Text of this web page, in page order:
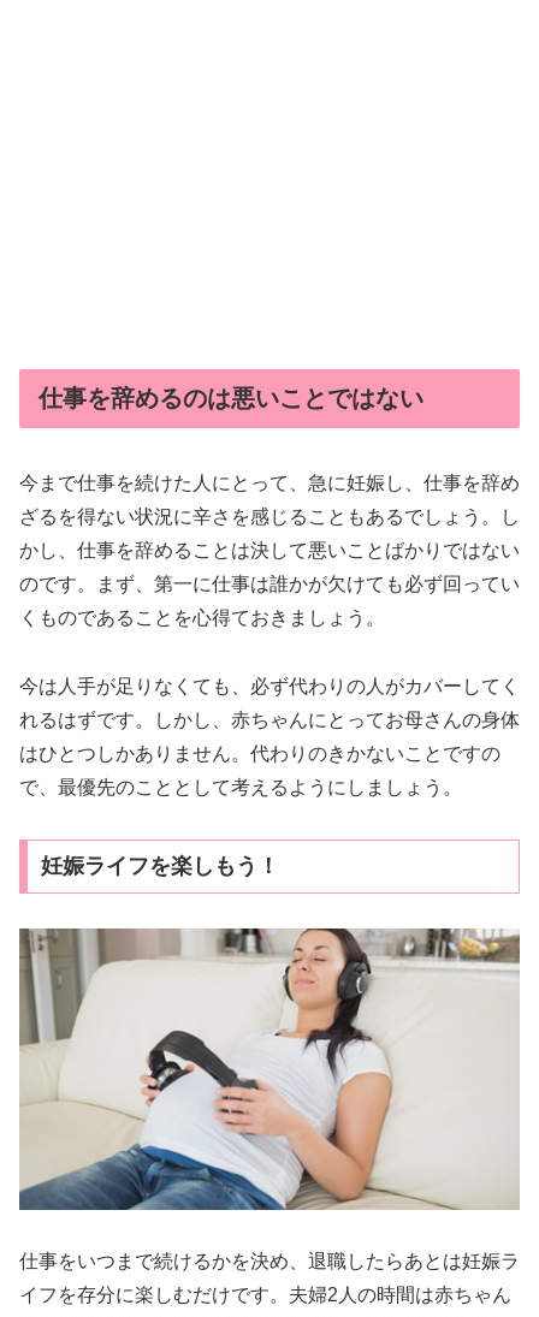
仕事を辞めるのは悪いことではない
今まで仕事を続けた人にとって、急に妊娠し、仕事を辞め
ざるを得ない状況に辛さを感じることもあるでしょう。し
かし、仕事を辞めることは決して悪いことばかりではない
のです。まず、第一に仕事は誰かが欠けても必ず回ってい
くものであることを心得ておきましょう。
今は人手が足りなくても、必ず代わりの人がカバーしてく
れるはずです。しかし、赤ちゃんにとってお母さんの身体
はひとつしかありません。代わりのきかないことですの
で、最優先のこととして考えるようにしましょう。
妊娠ライフを楽しもう！
仕事をいつまで続けるかを決め、退職したらあとは妊娠ラ
イフを存分に楽しむだけです。夫婦2人の時間は赤ちゃん